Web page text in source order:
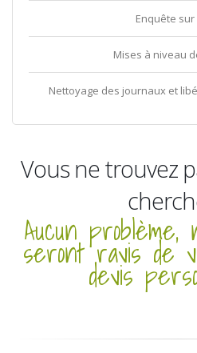
Enquête
Mises à niveau
Nettoyage des journaux et
Vous ne trouvez
Aucun
seront ravis de
devis